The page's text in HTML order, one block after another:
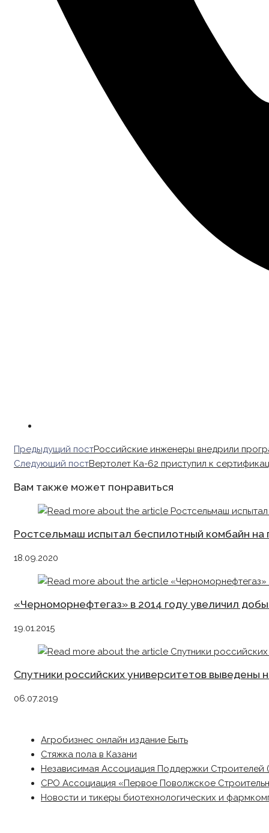
Read
more
Предыдущий постРоссийские инженеры внедрили
Следующий постВертолет Ка-62 приступил к
Вам также может понравиться
Ростсельмаш испытал беспилотный комбайн
18.09.2020
«Черноморнефтегаз» в 2014 году увеличил
19.01.2015
Спутники российских университетов выведены
06.07.2019
Агробизнес онлайн издание Быть
Стяжка пола в Казани
Независимая Ассоциация Поддержки Строителей
СРО Ассоциация «Первое Поволжское
Новости и тикеры биотехнологических и